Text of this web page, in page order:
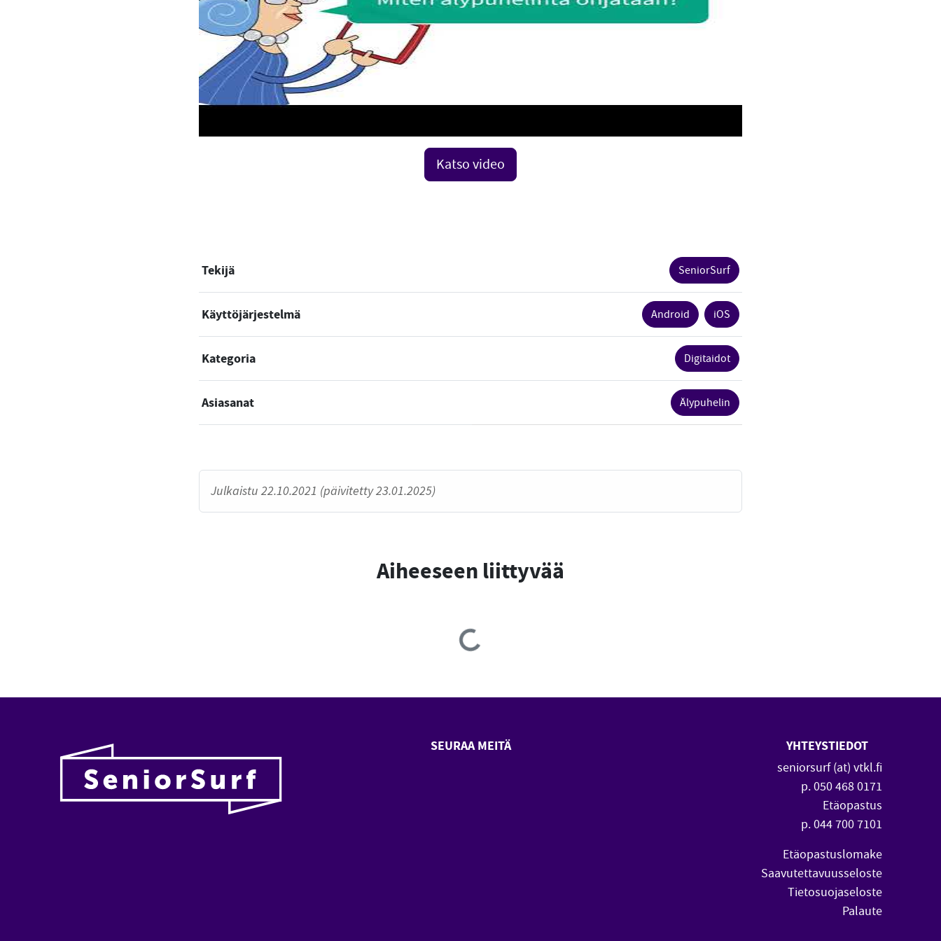
Katso video
Tekijä SeniorSurf
Käyttöjärjestelmä Android iOS
Kategoria Digitaidot
Asiasanat Älypuhelin
Julkaistu 22.10.2021 (päivitetty 23.01.2025)
Aiheeseen liittyvää
Loading...
SEURAA MEITÄ
YHTEYSTIEDOT
seniorsurf (at) vtkl.fi
p. 050 468 0171
Etäopastus
p. 044 700 7101
Etäopastuslomake
Saavutettavuusseloste
Tietosuojaseloste
Palaute